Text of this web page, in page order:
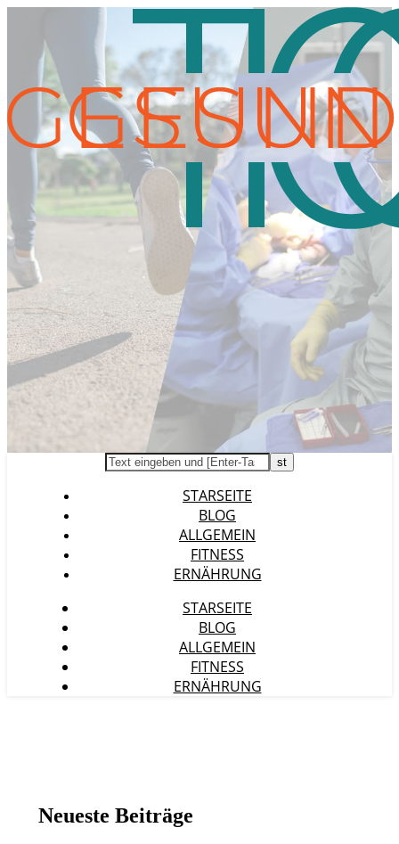
STARSEITE
BLOG
ALLGEMEIN
FITNESS
ERNÄHRUNG
STARSEITE
BLOG
ALLGEMEIN
FITNESS
ERNÄHRUNG
Neueste Beiträge